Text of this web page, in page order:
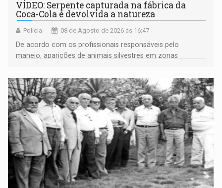
VÍDEO: Serpente capturada na fábrica da
Coca-Cola é devolvida a natureza
Polícia 08 de Agosto de 2026 às 16:47
De acordo com os profissionais responsáveis pelo
manejo, aparições de animais silvestres em zonas